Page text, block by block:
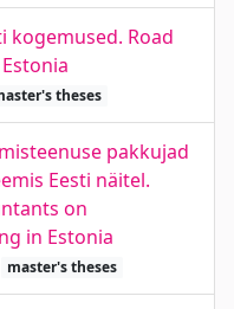
kogemused. Road
theses
pakkujad
Eesti näitel.
on
in Estonia
master's theses